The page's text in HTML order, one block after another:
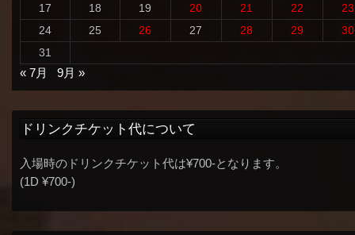
17
18 19 20 21 22
23
24
25 26 27 28 29
30
31
« 7月
9月 »
ドリンクチケット代について
入場時のドリンクチケット代は¥700-となります。
(1D ¥700-)